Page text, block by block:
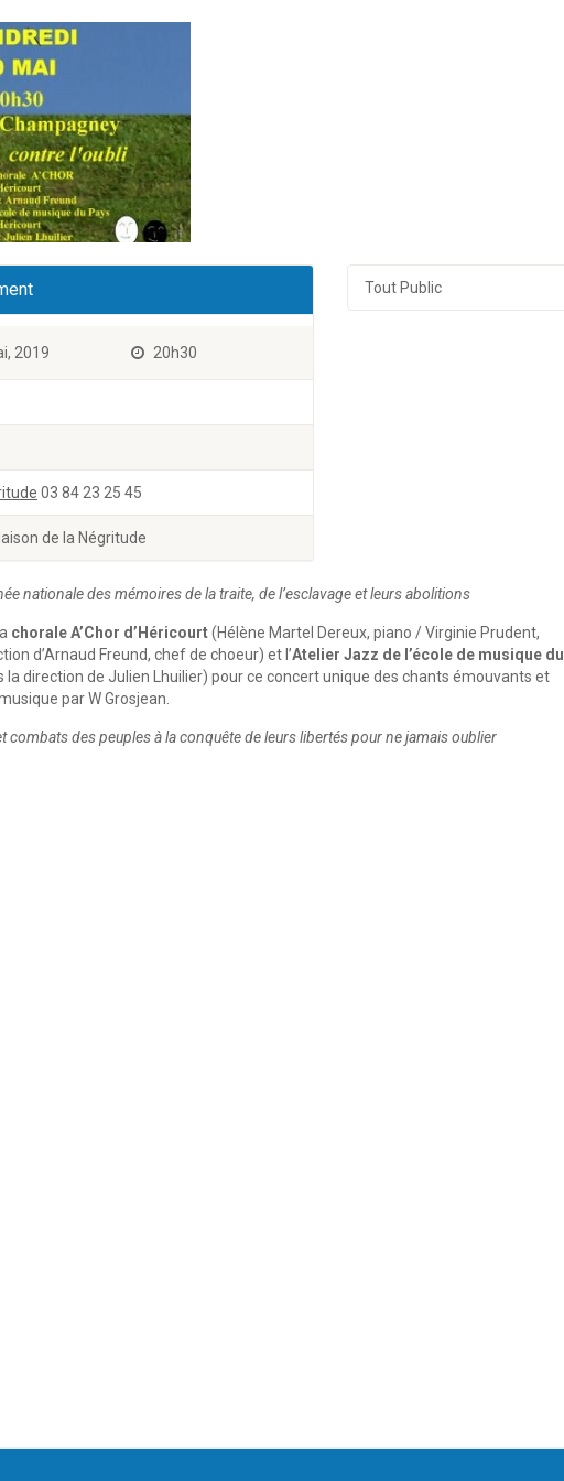
2019 20h30
03 84 23 25 45
de la Négritude
Tout Public
nationale des mémoires de la traite, de l’esclavage et leurs abolitions
chorale A’Chor d’Héricourt(Hélène Martel Dereux, piano / Virginie Prudent,
d’Arnaud Freund, chef de choeur) et l’Atelier Jazz de l’école de musique du
la direction de Julien Lhuilier) pour ce concert unique des chants émouvants et
par W Grosjean.
combats des peuples à la conquête de leurs libertés pour ne jamais oublier